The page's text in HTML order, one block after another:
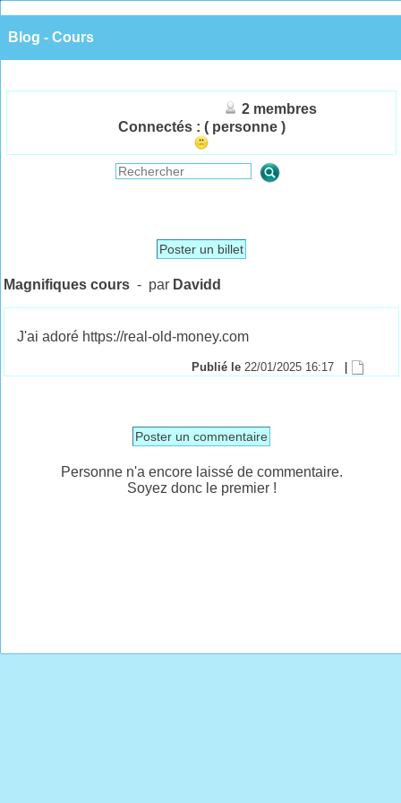
Blog - Cours
2 membres
Connectés : ( personne )
Poster un billet
Magnifiques cours - par Davidd
J'ai adoré https://real-old-money.com
Publié le 22/01/2025 16:17
Poster un commentaire
Personne n'a encore laissé de commentaire.
Soyez donc le premier !